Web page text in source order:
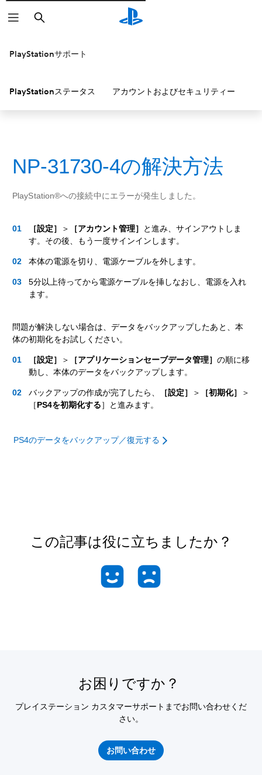
検
索
PlayStationサポート
PlayStationステータス アカウントおよびセキュリティー
NP-31730-4の解決方法
PlayStation®への接続中にエラーが発生しました。
［設定］ ＞ ［アカウント管理］
と進み、サインアウトしま
す。その後、もう一度サインインします。
本体の電源を切り、電源ケーブルを外します。
5分以上待ってから電源ケーブルを挿しなおし、電源を入れ
ます。
問題が解決しない場合は、データをバックアップしたあと、本
体の初期化をお試しください。
［設定］ ＞ ［アプリケーションセーブデータ管理］ の順に移
動し、本体のデータをバックアップします。
バックアップの作成が完了したら、 ［設定］ ＞ ［初期化］
＞
［PS4を初期化する］と進みます。
PS4のデータをバックアップ／復元する
この記事は役に立ちましたか？
お困りですか？
プレイステーション カスタマーサポートまでお問い合わせくだ
さい。
お問い合わせ